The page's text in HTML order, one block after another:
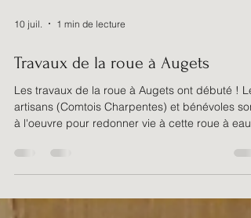
10 juil. 1 min de lecture
Travaux de la roue à Augets
Les travaux de la roue à Augets ont débuté !
en bois et acheminer l'eau jusqu'à la roue. Voici